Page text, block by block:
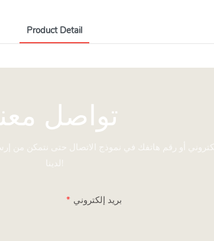
Product Detail
تواصل
أو رقم هاتفك في نموذج الاتصال حتى نتمكن
لدينا!
بريد إلكتروني